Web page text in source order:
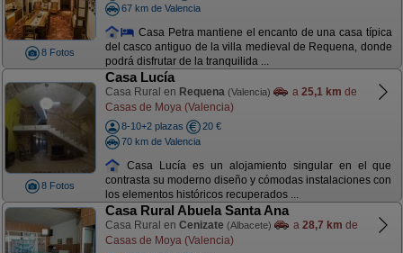
8 Fotos
67 km de Valencia
Casa Petra mantiene el encanto de una casa típica
del casco antiguo de la villa medieval de Requena, donde
podrá disfrutar de la tranquilida ...
8 Fotos
Casa Lucía
Casa Rural en Requena (Valencia) a 25,1 km de
Casas de Moya (Valencia)
8-10+2 plazas
20 €
70 km de Valencia
Casa Lucía es un alojamiento singular en el que
contrasta su moderno diseño y cómodas instalaciones con
los elementos históricos recuperados ...
Casa Rural Abuela Santa Ana
Casa Rural en Cenizate (Albacete) a 28,7 km de
Casas de Moya (Valencia)